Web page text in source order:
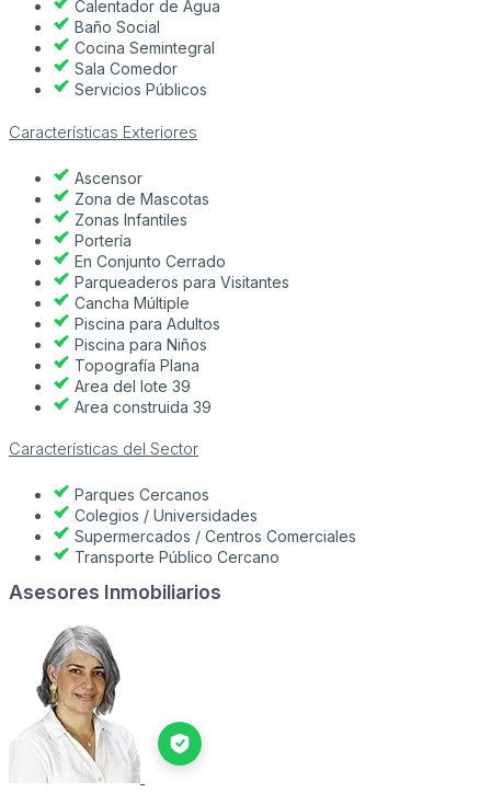
Calentador de Agua
Baño Social
Cocina Semintegral
Sala Comedor
Servicios Públicos
Características Exteriores
Ascensor
Zona de Mascotas
Zonas Infantiles
Portería
En Conjunto Cerrado
Parqueaderos para Visitantes
Cancha Múltiple
Piscina para Adultos
Piscina para Niños
Topografía Plana
Area del lote 39
Area construida 39
Características del Sector
Parques Cercanos
Colegios / Universidades
Supermercados / Centros Comerciales
Transporte Público Cercano
Asesores Inmobiliarios